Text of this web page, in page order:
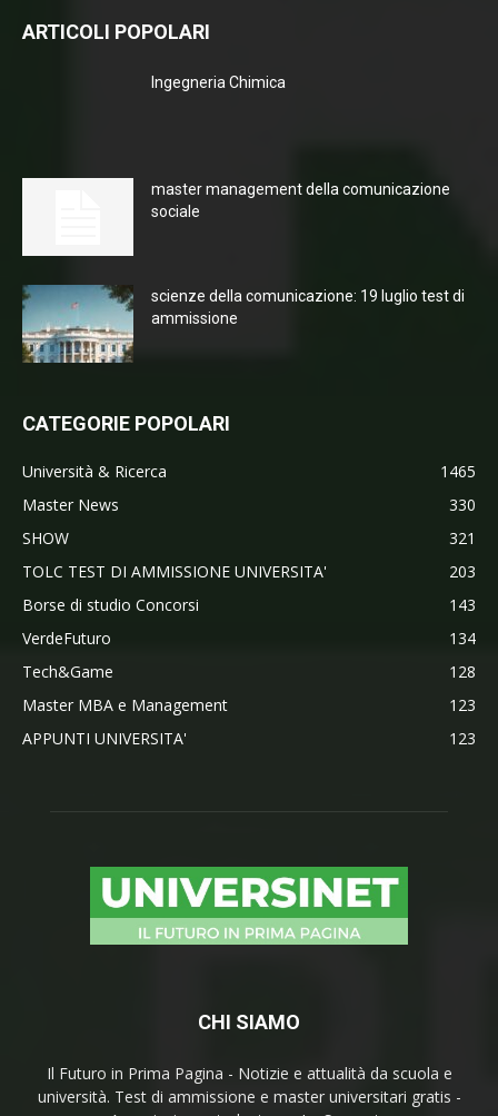
ARTICOLI POPOLARI
Ingegneria Chimica
master management della comunicazione
sociale
scienze della comunicazione: 19 luglio test di
ammissione
CATEGORIE POPOLARI
Università & Ricerca
1465
Master News
330
SHOW
321
TOLC TEST DI AMMISSIONE UNIVERSITA'
203
Borse di studio Concorsi
143
VerdeFuturo
134
Tech&Game
128
Master MBA e Management
123
APPUNTI UNIVERSITA'
123
CHI SIAMO
Il Futuro in Prima Pagina - Notizie e attualità da scuola e
università. Test di ammissione e master universitari gratis -